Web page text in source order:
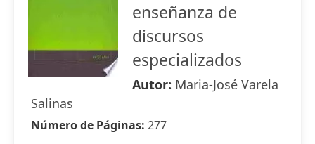
enseñanza de
discursos
especializados
Autor: Maria-José Varela
Salinas
Número de Páginas: 277